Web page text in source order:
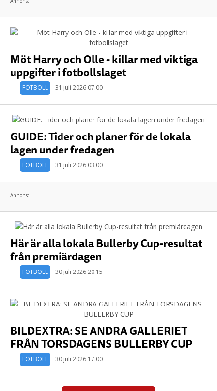
Möt Harry och Olle - killar med viktiga
uppgifter i fotbollslaget
FOTBOLL 31 juli 2026 07.00
GUIDE: Tider och planer för de lokala
lagen under fredagen
FOTBOLL 31 juli 2026 03.00
Annons:
Här är alla lokala Bullerby Cup-resultat
från premiärdagen
FOTBOLL 30 juli 2026 20.15
BILDEXTRA: SE ANDRA GALLERIET
FRÅN TORSDAGENS BULLERBY CUP
FOTBOLL 30 juli 2026 17.00